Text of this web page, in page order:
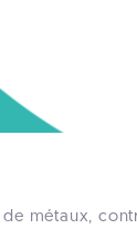
métaux,